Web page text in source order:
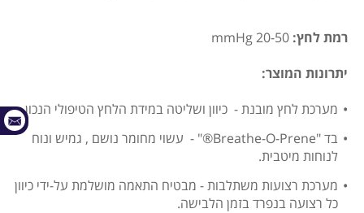
רמת לחץ: 20-50 mmHg
יתרונות המוצר:
מערכת לחץ מובנת - כיוון ושליטה במידת הלחץ הטיפולי הנכון.
בד "Breathe-O-Prene®" - עשוי מחומר נושם , גמיש ונוח
לנוחות מיטבית.
מערכת רצועות משתלבות - מבטיח התאמה מושלמת על-ידי כיוון
כל רצועה בנפרד בזמן הלבישה.